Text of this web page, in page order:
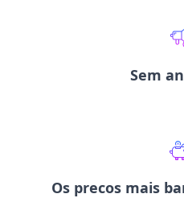
Sem
Os precos mais